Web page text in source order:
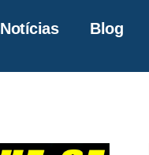
Notícias Blog